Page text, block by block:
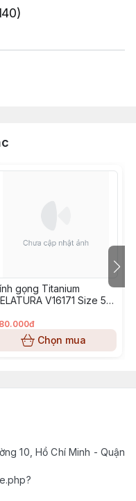
gọng Titanium
V16171 Size 53-
Chọn mua
10, Hồ Chí Minh - Quận